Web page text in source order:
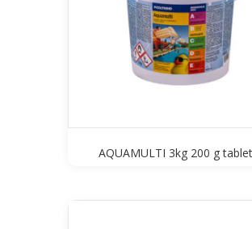
AQUAMULTI 3kg 200 g